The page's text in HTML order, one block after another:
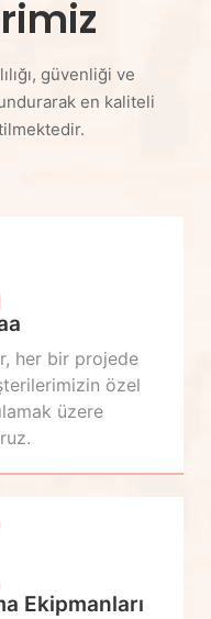
güvenliği ve
en kaliteli
her bir projede
özel
üzere
Ekipmanları